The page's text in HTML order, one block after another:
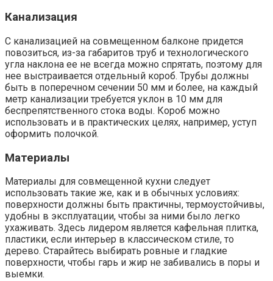
Канализация
С канализацией на совмещенном балконе придется
повозиться, из-за габаритов труб и технологического
угла наклона ее не всегда можно спрятать, поэтому для
нее выстраивается отдельный короб. Трубы должны
быть в поперечном сечении 50 мм и более, на каждый
метр канализации требуется уклон в 10 мм для
беспрепятственного стока воды. Короб можно
использовать и в практических целях, например, уступ
оформить полочкой.
Материалы
Материалы для совмещенной кухни следует
использовать такие же, как и в обычных условиях:
поверхности должны быть практичны, термоустойчивы,
удобны в эксплуатации, чтобы за ними было легко
ухаживать. Здесь лидером является кафельная плитка,
пластики, если интерьер в классическом стиле, то
дерево. Старайтесь выбирать ровные и гладкие
поверхности, чтобы гарь и жир не забивались в поры и
выемки.